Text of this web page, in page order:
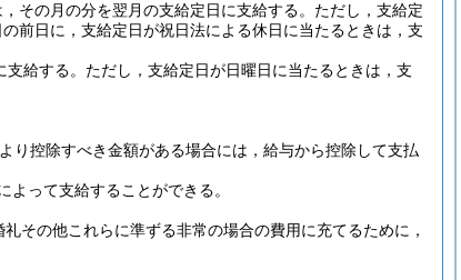
その月の分を翌月の支給定日に支給する。 ただし，支給定
前日に，支給定日が祝日法による休日に当たるときは，支
支給する。 ただし，支給定日が日曜日に当たるときは，支
り控除すべき金額がある場合には，給与から控除して支払
って支給することができる。
その他これらに準ずる非常の場合の費用に充てるために，